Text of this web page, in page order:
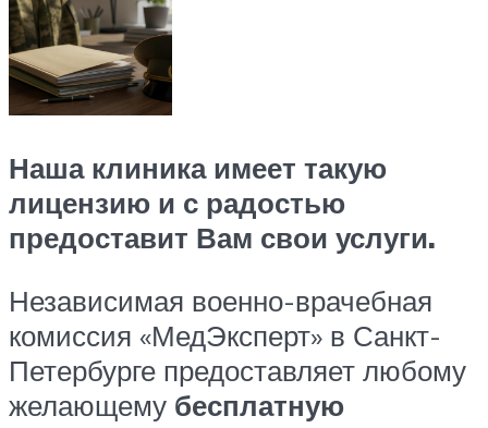
Наша клиника имеет такую
лицензию и с радостью
предоставит Вам свои услуги.
Независимая военно-врачебная
комиссия «МедЭксперт» в Санкт-
Петербурге предоставляет любому
желающему бесплатную